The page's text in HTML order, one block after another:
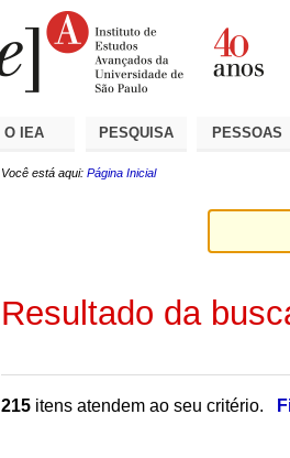
O IEA PESQUISA PESSOAS
Você está aqui: Página Inicial
Resultado da
215 itens atendem ao seu critério.